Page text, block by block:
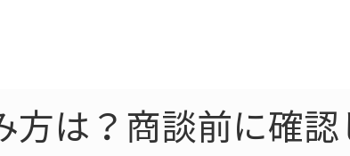
方は？商談前に確